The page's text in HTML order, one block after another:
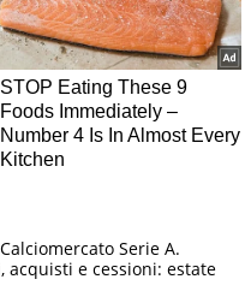
Serie A.
acquisti e cessioni: estate